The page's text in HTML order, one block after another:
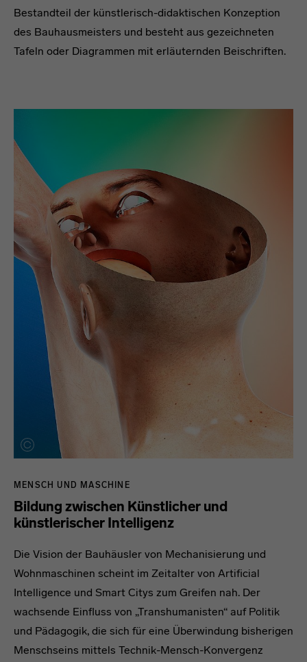
Bestandteil der künstlerisch-didaktischen Konzeption
des Bauhausmeisters und besteht aus gezeichneten
Tafeln oder Diagrammen mit erläuternden Beischriften.
MENSCH UND MASCHINE
Bildung zwischen Künstlicher und
künstlerischer Intelligenz
Die Vision der Bauhäusler von Mechanisierung und
Wohnmaschinen scheint im Zeitalter von Artificial
Intelligence und Smart Citys zum Greifen nah. Der
wachsende Einfluss von „Transhumanisten“ auf Politik
und Pädagogik, die sich für eine Überwindung bisherigen
Menschseins mittels Technik-Mensch-Konvergenz